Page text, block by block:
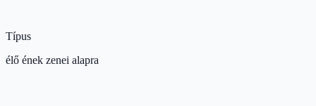
Típus
élő ének zenei alapra